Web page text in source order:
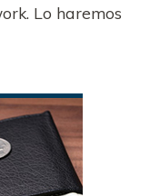
Lo haremos